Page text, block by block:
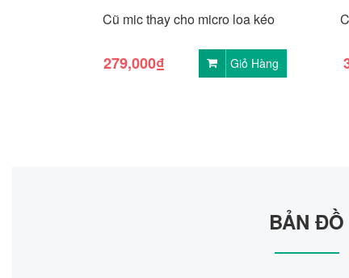
Cũ mic thay cho micro loa kéo
279,000₫ Giỏ Hàng
BẢN ĐỒ